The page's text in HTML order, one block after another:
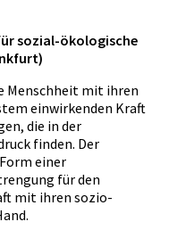
sozial-ökologische
Menschheit mit ihren
einwirkenden Kraft
die in der
finden. Der
einer
für den
mit ihren sozio-